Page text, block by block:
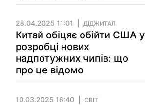
28.04.2025 11:01 ДІДЖИТАЛ
Китай обіцяє обійти США у
розробці нових
надпотужних чипів: що
про це відомо
10.03.2025 16:40 СВІТ